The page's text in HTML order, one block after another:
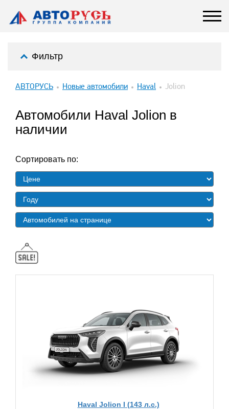
Фильтр
АВТОРУСЬ Новые автомобили Haval Jolion
Автомобили Haval Jolion в
наличии
Сортировать по:
Haval Jolion I (143 л.с.)